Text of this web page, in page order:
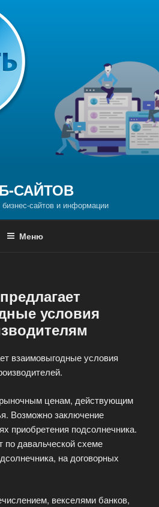
САЙТОВ
сайтов и информации
Меню
условия
взаимовыгодные условия
ценам, действующим
Возможно заключение
приобретения подсолнечника.
по давальческой схеме
на договорных
векселями банков,